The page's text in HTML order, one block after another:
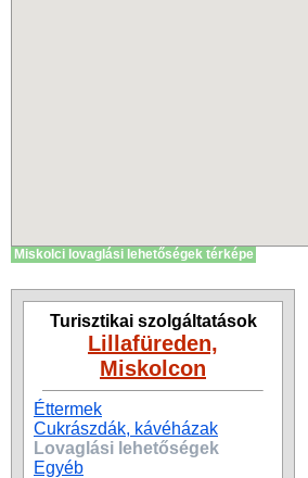
Miskolci lovaglási lehetőségek térképe
Turisztikai szolgáltatások
Lillafüreden,
Miskolcon
Éttermek
Cukrászdák, kávéházak
Lovaglási lehetőségek
Egyéb